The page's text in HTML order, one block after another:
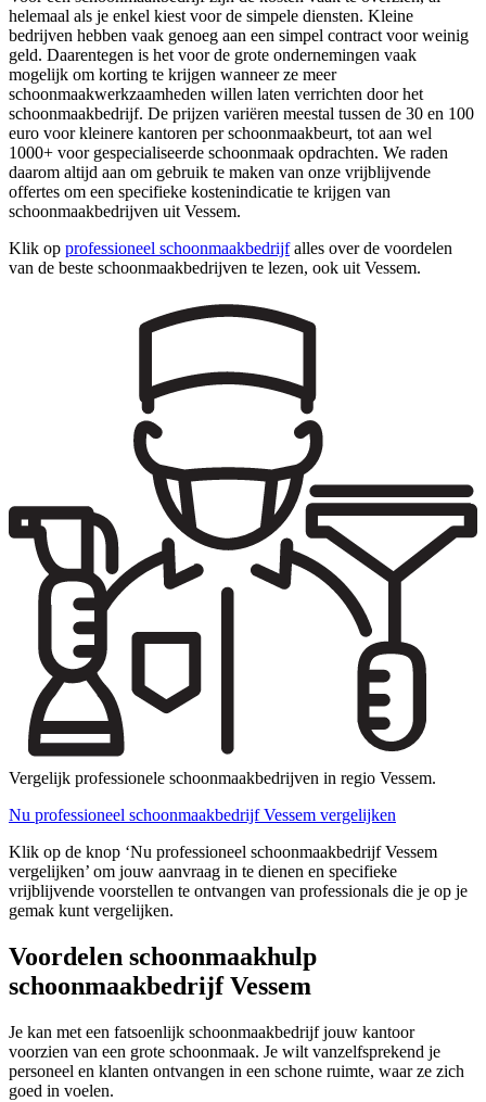
helemaal als je enkel kiest voor de simpele diensten. Kleine
bedrijven hebben vaak genoeg aan een simpel contract voor weinig
geld. Daarentegen is het voor de grote ondernemingen vaak
mogelijk om korting te krijgen wanneer ze meer
schoonmaakwerkzaamheden willen laten verrichten door het
schoonmaakbedrijf. De prijzen variëren meestal tussen de 30 en 100
euro voor kleinere kantoren per schoonmaakbeurt, tot aan wel
1000+ voor gespecialiseerde schoonmaak opdrachten. We raden
daarom altijd aan om gebruik te maken van onze vrijblijvende
offertes om een specifieke kostenindicatie te krijgen van
schoonmaakbedrijven uit Vessem.
Klik op professioneel schoonmaakbedrijfalles over de voordelen
van de beste schoonmaakbedrijven te lezen, ook uit Vessem.
Vergelijk professionele schoonmaakbedrijven in regio Vessem.
Nu professioneel schoonmaakbedrijf Vessem vergelijken
Klik op de knop ‘Nu professioneel schoonmaakbedrijf Vessem
vergelijken’ om jouw aanvraag in te dienen en specifieke
vrijblijvende voorstellen te ontvangen van professionals die je op je
gemak kunt vergelijken.
Voordelen schoonmaakhulp
schoonmaakbedrijf Vessem
Je kan met een fatsoenlijk schoonmaakbedrijf jouw kantoor
voorzien van een grote schoonmaak. Je wilt vanzelfsprekend je
personeel en klanten ontvangen in een schone ruimte, waar ze zich
goed in voelen.